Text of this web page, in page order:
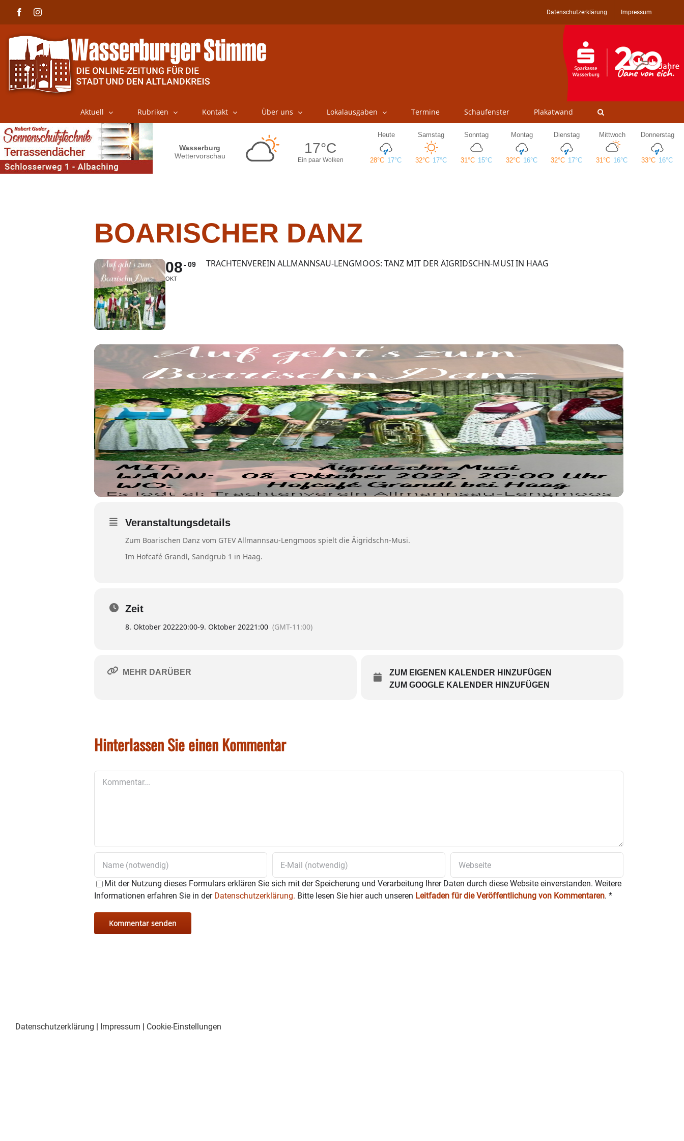
FacebookInstagram Datenschutzerklärung Impressum
Aktuell Rubriken Kontakt Über uns Lokalausgaben Termine Schaufenster Plakatwand
BOARISCHER DANZ
08
OKT
09 TRACHTENVEREIN ALLMANNSAU-LENGMOOS: TANZ MIT DER ÄIGRIDSCHN-MUSI IN HAAG
Veranstaltungsdetails
Zum Boarischen Danz vom GTEV Allmannsau-Lengmoos spielt die Äigridschn-Musi.
Im Hofcafé Grandl, Sandgrub 1 in Haag.
Zeit
8. Oktober 202220:00-9. Oktober 20221:00 (GMT-11:00)
MEHR DARÜBER
ZUM EIGENEN KALENDER HINZUFÜGEN
ZUM GOOGLE KALENDER HINZUFÜGEN
Hinterlassen Sie einen Kommentar
Mit der Nutzung dieses Formulars erklären Sie sich mit der Speicherung und Verarbeitung Ihrer Daten durch diese Website einverstanden. Weitere
Informationen erfahren Sie in der Datenschutzerklärung. Bitte lesen Sie hier auch unseren Leitfaden für die Veröffentlichung von Kommentaren. *
Datenschutzerklärung | Impressum | Cookie-Einstellungen